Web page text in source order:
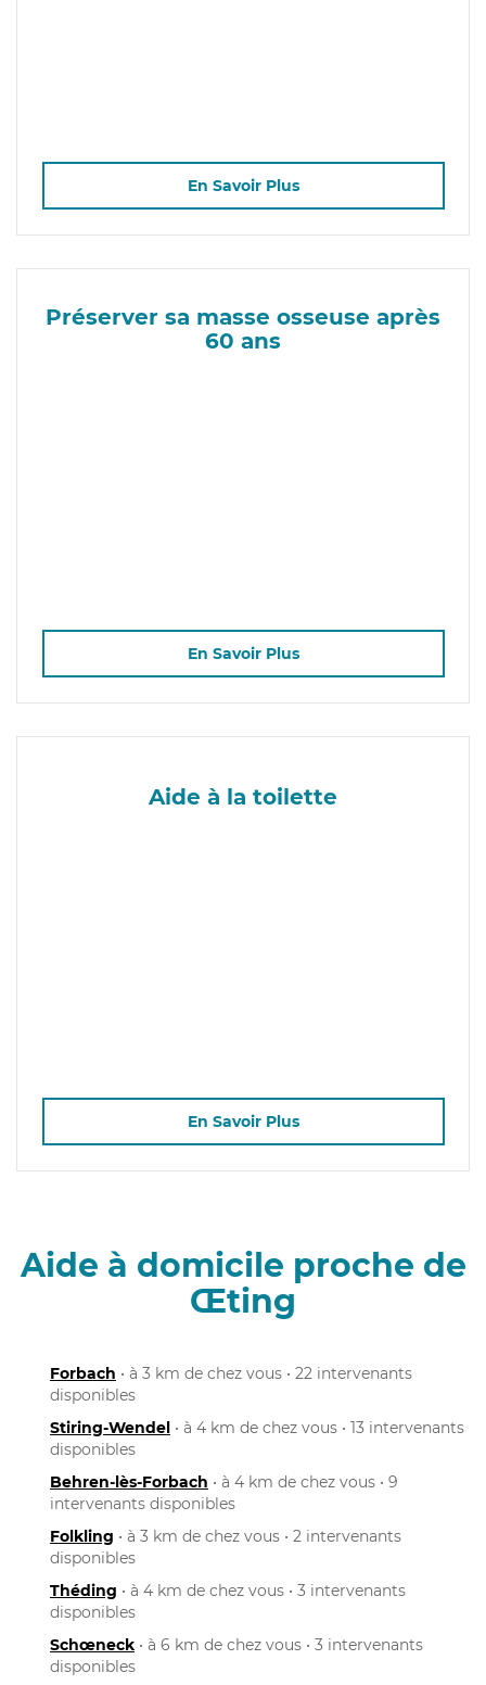
En Savoir Plus
Préserver sa masse osseuse après
60 ans
En Savoir Plus
Aide à la toilette
En Savoir Plus
Aide à domicile proche de
Œting
Forbach • à 3 km de chez vous • 22 intervenants
disponibles
Stiring-Wendel • à 4 km de chez vous • 13 intervenants
disponibles
Behren-lès-Forbach • à 4 km de chez vous • 9
intervenants disponibles
Folkling • à 3 km de chez vous • 2 intervenants
disponibles
Théding • à 4 km de chez vous • 3 intervenants
disponibles
Schœneck • à 6 km de chez vous • 3 intervenants
disponibles